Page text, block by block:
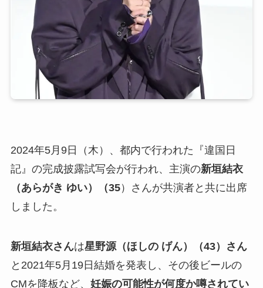
2024年5月9日（木）、都内で行われた『違国日
記』の完成披露試写会が行われ、主演の新垣結衣
（あらがき ゆい）（35）さんが共演者と共に出席
しました。
新垣結衣さんは星野源（ほしの げん）（43）さん
と2021年5月19日結婚を発表し、その後ビールの
CMを降板など、 妊娠の可能性が何度か噂されてい